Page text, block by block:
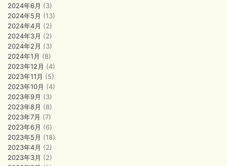
2024年6月 (3)
2024年5月 (13)
2024年4月 (2)
2024年3月 (2)
2024年2月 (3)
2024年1月 (8)
2023年12月 (4)
2023年11月 (5)
2023年10月 (4)
2023年9月 (3)
2023年8月 (8)
2023年7月 (7)
2023年6月 (6)
2023年5月 (18)
2023年4月 (2)
2023年3月 (2)